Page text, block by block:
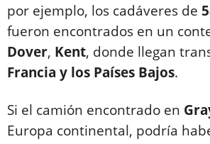
por ejemplo, los cadáveres de
fueron encontrados en un
Dover, Kent, donde llegan
Francia y los Países Bajos.
Si el camión encontrado en
Europa continental, podría